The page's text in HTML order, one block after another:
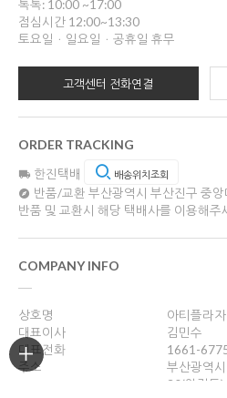
톡톡: 10:00 ~17:00
점심시간 12:00~13:30
토요일ㆍ일요일ㆍ공휴일 휴무
고객센터 전화연결
ORDER TRACKING
한진택배 배송위치조회
반품/교환 부산광역시 부산진구 중
반품 및 교환시 해당 택배사를 이용해주
COMPANY INFO
상호명
아티플라자
대표이사
김민수
대표전화
1661-
주소
부산광역
30(양정동)